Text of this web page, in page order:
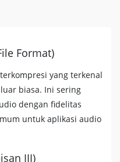
Format)
yang terkenal
biasa. Ini sering
dengan fidelitas
untuk aplikasi audio
III)